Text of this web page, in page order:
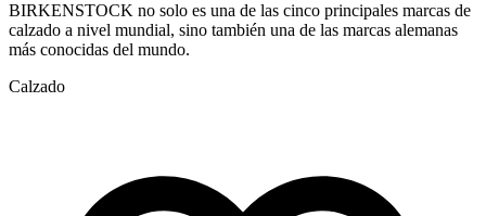
BIRKENSTOCK no solo es una de las cinco principales marcas de
calzado a nivel mundial, sino también una de las marcas alemanas
más conocidas del mundo.
Calzado